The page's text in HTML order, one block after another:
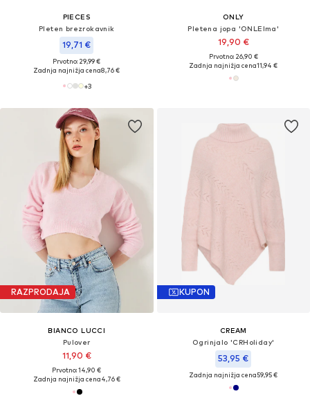
PIECES
Pleten brezrokavnik
19,71 €
Prvotno: 29,99 €
Zadnja najnižja cena8,76 €
+3
ONLY
Pletena jopa 'ONLElma'
19,90 €
Prvotno: 26,90 €
Zadnja najnižja cena11,94 €
RAZPRODAJA
BIANCO LUCCI
Pulover
11,90 €
Prvotno: 14,90 €
Zadnja najnižja cena4,76 €
KUPON
CREAM
Ogrinjalo 'CRHoliday'
53,95 €
Zadnja najnižja cena59,95 €